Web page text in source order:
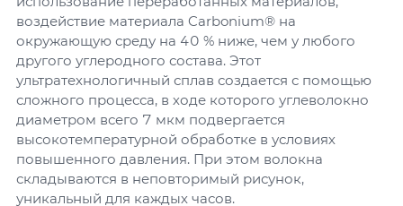
воздействие материала Carbonium® на
окружающую среду на 40 % ниже, чем у любого
другого углеродного состава. Этот
ультратехнологичный сплав создается с помощью
сложного процесса, в ходе которого углеволокно
диаметром всего 7 мкм подвергается
высокотемпературной обработке в условиях
повышенного давления. При этом волокна
складываются в неповторимый рисунок,
уникальный для каждых часов.